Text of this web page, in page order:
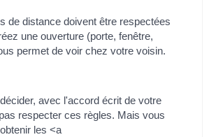
de distance doivent être respectées
une ouverture (porte, fenêtre,
permet de voir chez votre voisin.
avec l'accord écrit de votre
respecter ces règles. Mais vous
les <a